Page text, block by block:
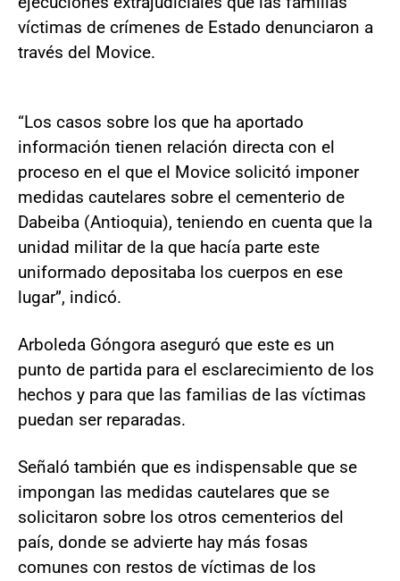
víctimas de crímenes de Estado denunciaron a
través del Movice.
“Los casos sobre los que ha aportado
información tienen relación directa con el
proceso en el que el Movice solicitó imponer
medidas cautelares sobre el cementerio de
Dabeiba (Antioquia), teniendo en cuenta que la
unidad militar de la que hacía parte este
uniformado depositaba los cuerpos en ese
lugar”, indicó.
Arboleda Góngora aseguró que este es un
punto de partida para el esclarecimiento de los
hechos y para que las familias de las víctimas
puedan ser reparadas.
Señaló también que es indispensable que se
impongan las medidas cautelares que se
solicitaron sobre los otros cementerios del
país, donde se advierte hay más fosas
comunes con restos de víctimas de los